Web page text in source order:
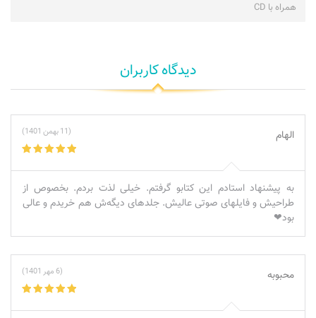
همراه با CD
دیدگاه کاربران
الهام (11 بهمن 1401)
به پیشنهاد استادم این کتابو گرفتم. خیلی لذت بردم. بخصوص از
طراحیش و فایلهای صوتی عالیش. جلدهای دیگه‌ش هم خریدم و عالی
بود❤
محبوبه (6 مهر 1401)